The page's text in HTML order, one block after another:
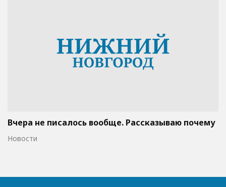
Вчера не писалось вообще. Рассказываю почему
Новости